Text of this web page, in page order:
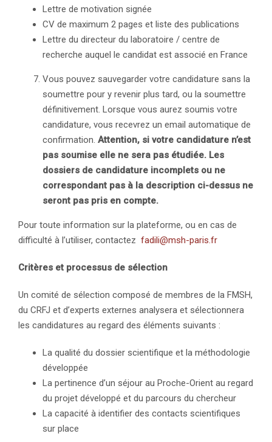
Lettre de motivation signée
CV de maximum 2 pages et liste des publications
Lettre du directeur du laboratoire / centre de
recherche auquel le candidat est associé en France
Vous pouvez sauvegarder votre candidature sans la
soumettre pour y revenir plus tard, ou la soumettre
définitivement. Lorsque vous aurez soumis votre
candidature, vous recevrez un email automatique de
confirmation. Attention, si votre candidature n’est
pas soumise elle ne sera pas étudiée. Les
dossiers de candidature incomplets ou ne
correspondant pas à la description ci-dessus ne
seront pas pris en compte.
Pour toute information sur la plateforme, ou en cas de
difficulté à l’utiliser, contactez fadili@msh-paris.fr
Critères et processus de sélection
Un comité de sélection composé de membres de la FMSH,
du CRFJ et d’experts externes analysera et sélectionnera
les candidatures au regard des éléments suivants :
La qualité du dossier scientifique et la méthodologie
développée
La pertinence d’un séjour au Proche-Orient au regard
du projet développé et du parcours du chercheur
La capacité à identifier des contacts scientifiques
sur place